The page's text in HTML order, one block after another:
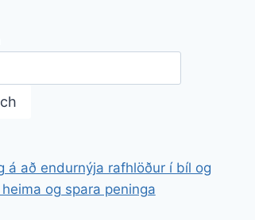
á að endurnýja rafhlöður í bíl og
og spara peninga